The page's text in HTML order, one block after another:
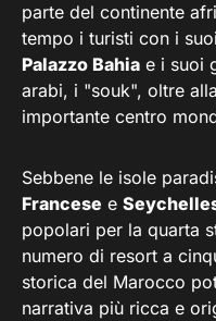
parte del continente
tempo i turisti con i
Palazzo Bahia e i suoi
arabi, i "souk", oltre
importante centro
Sebbene le isole
Francese e
popolari per la quarta
numero di resort a
storica del Marocco
narrativa più ricca e